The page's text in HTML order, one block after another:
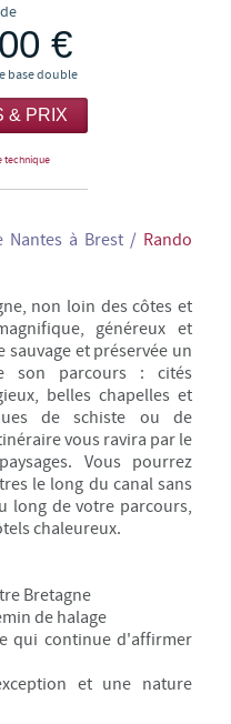
€
base double
& PRIX
technique
Nantes à Brest / Rando
non loin des côtes et
généreux et
et préservée un
son parcours : cités
belles chapelles et
de schiste ou de
vous ravira par le
Vous pourrez
le long du canal sans
long de votre parcours,
chaleureux.
Bretagne
de halage
qui continue d'affirmer
et une nature